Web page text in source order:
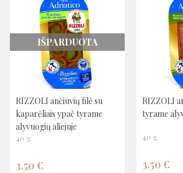
IŠPARDUOTA
RIZZOLI ančiuvių filė su
kaparėliais ypač tyrame
alyvuogių aliejuje
40 g
3,50 €
RIZZOLI
tyrame
40 g
3,50 €